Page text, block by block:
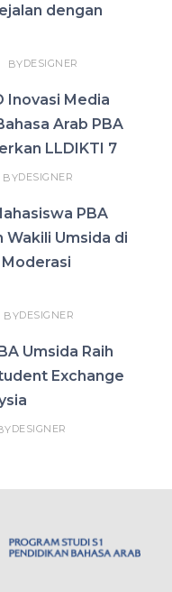
dengan
BYDESIGNER
Inovasi Media
Arab PBA
LLDIKTI 7
BYDESIGNER
PBA
Wakili Umsida di
BYDESIGNER
Umsida Raih
Exchange
DESIGNER